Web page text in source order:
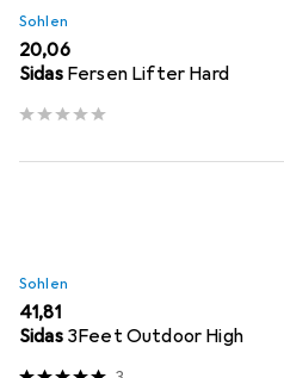
Sohlen
EUR
20,06
Sidas Fersen Lifter Hard
Sohlen
EUR
41,81
Sidas 3Feet Outdoor High